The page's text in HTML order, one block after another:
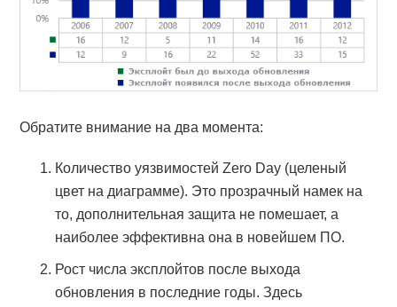
Обратите внимание на два момента:
Количество уязвимостей Zero Day (целеный
цвет на диаграмме). Это прозрачный намек на
то, дополнительная защита не помешает, а
наиболее эффективна она в новейшем ПО.
Рост числа эксплойтов после выхода
обновления в последние годы. Здесь